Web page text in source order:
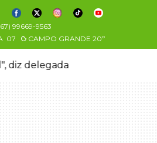
99669-9563
07 CAMPO GRANDE 20º
diz delegada